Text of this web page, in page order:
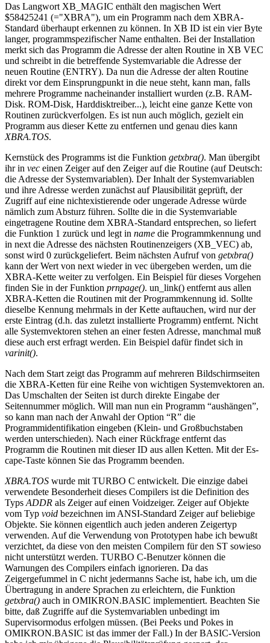
Das Langwort XB_MAGIC enthält den magischen Wert
$58425241 (="XBRA"), um ein Programm nach dem XBRA-
Standard überhaupt erkennen zu können. In XB ID ist ein vier Byte
langer, programmspezifischer Name enthalten. Bei der Installation
merkt sich das Programm die Adresse der alten Routine in XB VEC
und schreibt in die betreffende Systemvariable die Adresse der
neuen Routine (ENTRY). Da nun die Adresse der alten Routine
direkt vor dem Einsprungpunkt in die neue steht, kann man, falls
mehrere Programme nacheinander installiert wurden (z.B. RAM-
Disk. ROM-Disk, Harddisktreiber...), leicht eine ganze Kette von
Routinen zurückverfolgen. Es ist nun auch möglich, gezielt ein
Programm aus dieser Kette zu entfernen und genau dies kann
XBRA.TOS.
Kernstück des Programms ist die Funktion getxbra(). Man übergibt
ihr in vec einen Zeiger auf den Zeiger auf die Routine (auf Deutsch:
die Adresse der Systemvariablen). Der Inhalt der Systemvariablen
und ihre Adresse werden zunächst auf Plausibilität geprüft, der
Zugriff auf eine nichtexistierende oder ungerade Adresse würde
nämlich zum Absturz führen. Sollte die in die Systemvariable
eingetragene Routine dem XBRA-Standard entsprechen, so liefert
die Funktion 1 zurück und legt in name die Programmkennung und
in next die Adresse des nächsten Routinenzeigers (XB_VEC) ab,
sonst wird 0 zurückgeliefert. Beim nächsten Aufruf von getxbra()
kann der Wert von next wieder in vec übergeben werden, um die
XBRA-Kette weiter zu verfolgen. Ein Beispiel für dieses Vorgehen
finden Sie in der Funktion prnpage(). un_link() entfernt aus allen
XBRA-Ketten die Routinen mit der Programmkennung id. Sollte
dieselbe Kennung mehrmals in der Kette auftauchen, wird nur der
erste Eintrag (d.h. das zuletzt installierte Programm) entfernt. Nicht
alle Systemvektoren stehen an einer festen Adresse, manchmal muß
diese auch erst erfragt werden. Ein Beispiel dafür findet sich in
varinit().
Nach dem Start zeigt das Programm auf mehreren Bildschirmseiten
die XBRA-Ketten für eine Reihe von wichtigen Systemvektoren an.
Das Umschalten der Seiten ist durch direkte Eingabe der
Seitennummer möglich. Will man nun ein Programm “aushängen”,
so kann man nach der Anwahl der Option “R” die
Programmidentifikation eingeben (Klein- und Großbuchstaben
werden unterschieden). Nach einer Rückfrage entfernt das
Programm die Routinen mit dieser ID aus allen Ketten. Mit der Es-
cape-Taste können Sie das Programm beenden.
XBRA.TOS wurde mit TURBO C entwickelt. Die einzige dabei
verwendete Besonderheit dieses Compilers ist die Definition des
Typs ADDR als Zeiger auf einen Voidzeiger. Zeiger auf Objekte
vom Typ void bezeichnen im ANSI-Standard Zeiger auf beliebige
Objekte. Sie können eigentlich auch jeden anderen Zeigertyp
verwenden. Auf die Verwendung von Prototypen habe ich bewußt
verzichtet, da diese von den meisten Compilern für den ST sowieso
nicht unterstützt werden. TURBO C-Benutzer können die
Warnungen des Compilers einfach ignorieren. Da das
Zeigergefummel in C nicht jedermanns Sache ist, habe ich, um die
Übertragung in andere Sprachen zu erleichtern, die Funktion
getxbra() auch in OMIKRON.BASIC implementiert. Beachten Sie
bitte, daß Zugriffe auf die Systemvariablen unbedingt im
Supervisormodus erfolgen müssen. (Bei Peeks und Pokes in
OMIKRON.BASIC ist das immer der Fall.) In der BASIC-Version